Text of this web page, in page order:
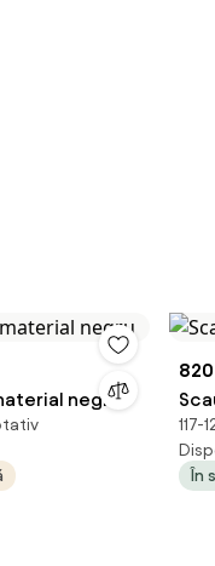
negru
820
În